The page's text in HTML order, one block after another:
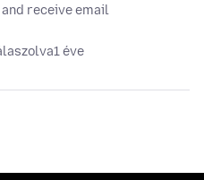
and receive email
1 éve